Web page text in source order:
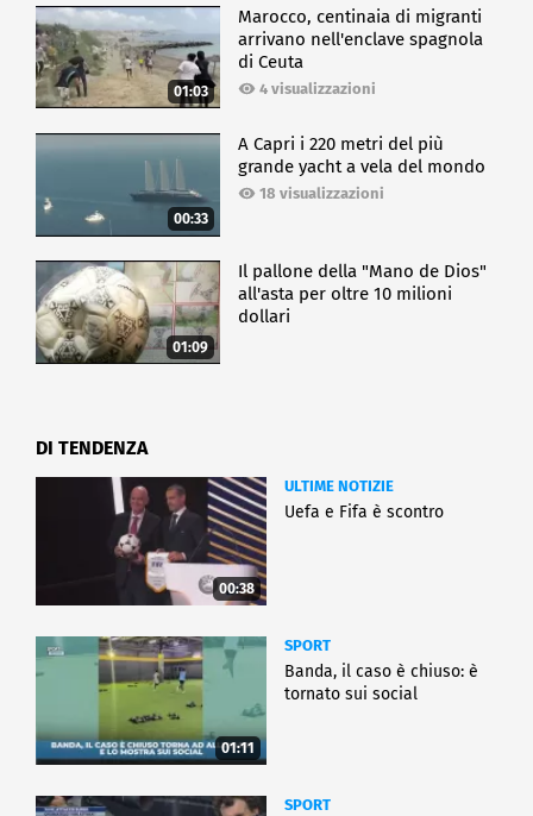
01:03
Marocco, centinaia di migranti
arrivano nell'enclave spagnola
di Ceuta
4 visualizzazioni
00:33
A Capri i 220 metri del più
grande yacht a vela del mondo
18 visualizzazioni
01:09
Il pallone della "Mano de Dios"
all'asta per oltre 10 milioni
dollari
DI TENDENZA
00:38
ULTIME NOTIZIE
Uefa e Fifa è scontro
01:11
SPORT
Banda, il caso è chiuso: è
tornato sui social
SPORT